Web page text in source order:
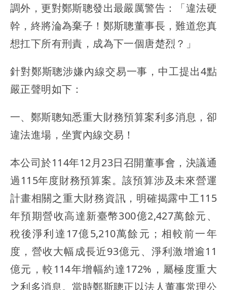
調外，更對鄭斯聰發出最嚴厲警告：「違法硬
幹，終將淪為棄子！鄭斯聰董事長，難道您真
想扛下所有刑責，成為下一個唐楚烈？」
針對鄭斯聰涉嫌內線交易一事，中工提出4點
嚴正聲明如下：
一、鄭斯聰知悉重大財務預算案利多消息，卻
違法進場，坐實內線交易！
本公司於114年12月23日召開董事會，決議通
過115年度財務預算案。該預算涉及未來營運
計畫相關之重大財務資訊，明確揭露中工115
年預期營收高達新臺幣300億2,427萬餘元、
稅後淨利達17億5,210萬餘元；相較前一年
度，營收大幅成長近93億元、淨利激增逾11
億元，較114年增幅約達172%，屬極度重大
之利多消息。當時鄭斯聰正以法人董事常理公